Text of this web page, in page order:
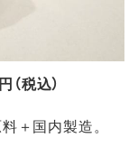
税込）
＋国内製造。